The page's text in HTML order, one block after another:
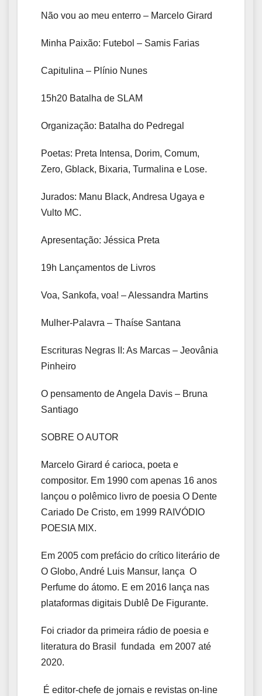
Não vou ao meu enterro – Marcelo Girard
Minha Paixão: Futebol – Samis Farias
Capitulina – Plínio Nunes
15h20 Batalha de SLAM
Organização: Batalha do Pedregal
Poetas: Preta Intensa, Dorim, Comum,
Zero, Gblack, Bixaria, Turmalina e Lose.
Jurados: Manu Black, Andresa Ugaya e
Vulto MC.
Apresentação: Jéssica Preta
19h Lançamentos de Livros
Voa, Sankofa, voa! – Alessandra Martins
Mulher-Palavra – Thaíse Santana
Escrituras Negras II: As Marcas – Jeovânia
Pinheiro
O pensamento de Angela Davis – Bruna
Santiago
SOBRE O AUTOR
Marcelo Girard é carioca, poeta e
compositor. Em 1990 com apenas 16 anos
lançou o polêmico livro de poesia O Dente
Cariado De Cristo, em 1999 RAIVÓDIO
POESIA MIX.
Em 2005 com prefácio do crítico literário de
O Globo, André Luis Mansur, lança O
Perfume do átomo. E em 2016 lança nas
plataformas digitais Dublê De Figurante.
Foi criador da primeira rádio de poesia e
literatura do Brasil fundada em 2007 até
2020.
É editor-chefe de jornais e revistas on-line